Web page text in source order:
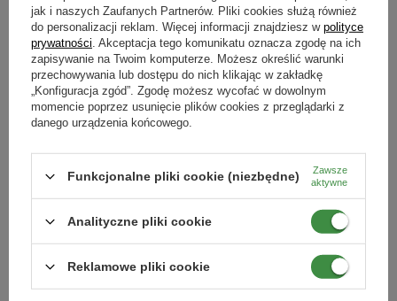
herbicydów.
Oszczędność czasu i wody
– struktura folii utrzymuje
odpowiednią wilgotność gleby, nie pozwalając wodzie
nadmiernie wyparowywać, co przekłada się na
zdecydowanie rzadszą potrzebę podlewania.
Ochrona przed zabrudzeniem –
Szybszy wzrost, zwiększenie plonowania –
zastosowanie folii pozwala na szybsze nagrzewanie się
podłoża co wiąże się z lepszym rozwojem korzeniowym
roślin, a także obfitszymi plonami.
Produkt 100% ekologiczny, bezpieczny dla środowiska
–folia jest całkowicie kompostowana – rozkłada się w
Produkty powiązane
jak i naszych Zaufanych Partnerów. Pliki cookies służą również
do personalizacji reklam. Więcej informacji znajdziesz w polityce
prywatności . Akceptacja tego komunikatu oznacza zgodę na ich
zapisywanie na Twoim komputerze. Możesz określić warunki
przechowywania lub dostępu do nich klikając w zakładkę
„Konfiguracja zgód”. Zgodę możesz wycofać w dowolnym
momencie poprzez usunięcie plików cookies z przeglądarki z
danego urządzenia końcowego.
Funkcjonalne pliki cookie (niezbędne)
Zawsze
aktywne
Analityczne pliki cookie
Reklamowe pliki cookie